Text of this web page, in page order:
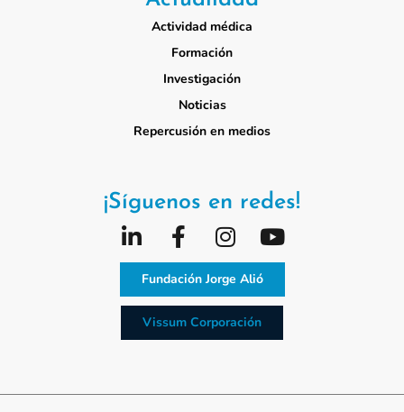
Actividad médica
Formación
Investigación
Noticias
Repercusión en medios
¡Síguenos en redes!
Fundación Jorge Alió
Vissum Corporación